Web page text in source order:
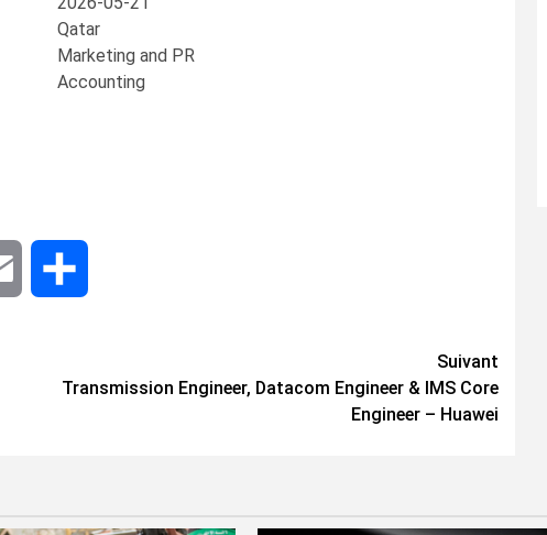
Qatar
Marketing and PR
Accounting
Email
Suivant
Transmission Engineer, Datacom Engineer & IMS Core
Engineer – Huawei